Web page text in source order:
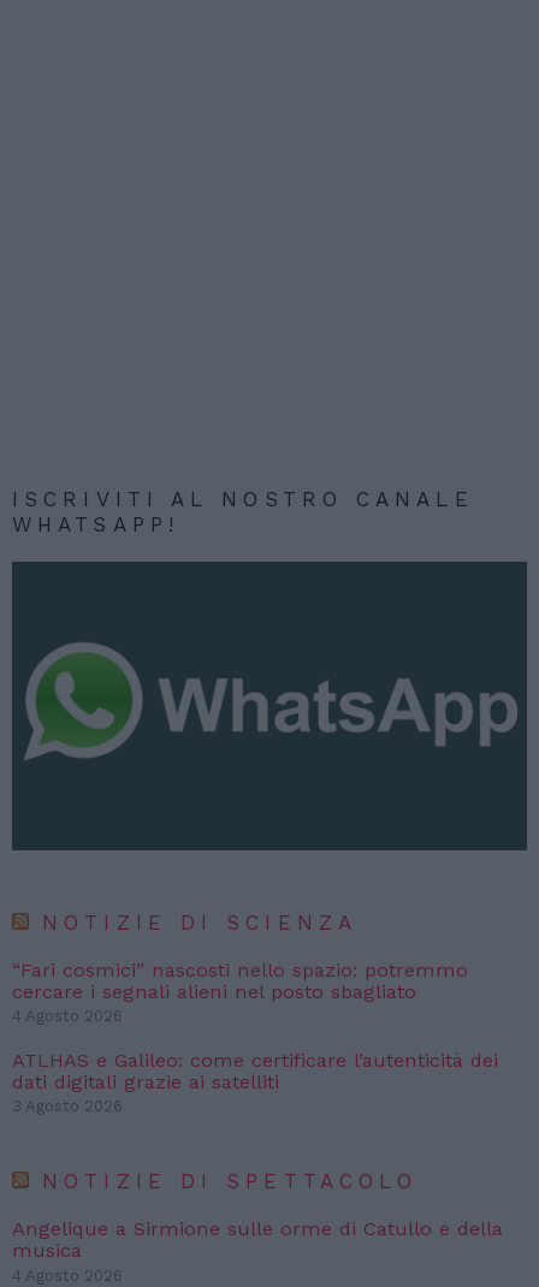
ISCRIVITI AL NOSTRO CANALE
WHATSAPP!
NOTIZIE DI SCIENZA
“Fari cosmici” nascosti nello spazio: potremmo
cercare i segnali alieni nel posto sbagliato
4 Agosto 2026
ATLHAS e Galileo: come certificare l’autenticità dei
dati digitali grazie ai satelliti
3 Agosto 2026
NOTIZIE DI SPETTACOLO
Angelique a Sirmione sulle orme di Catullo e della
musica
4 Agosto 2026